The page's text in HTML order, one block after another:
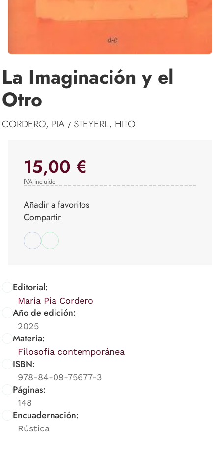
La Imaginación y el
Otro
CORDERO, PIA / STEYERL, HITO
Editorial:
María Pia Cordero
Año de edición:
2025
Materia:
Filosofía contemporánea
ISBN:
978-84-09-75677-3
Páginas:
148
Encuadernación:
Rústica
15,00 €
IVA incluido
Añadir a favoritos
Compartir